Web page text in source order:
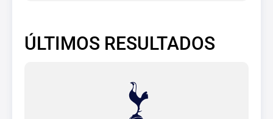
ÚLTIMOS RESULTADOS